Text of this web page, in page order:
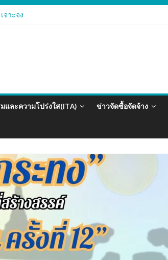
จาะจง
จาะจง
จง
และความโปร่งใส(ITA) ข่าวจัดซื้อจัดจ้าง